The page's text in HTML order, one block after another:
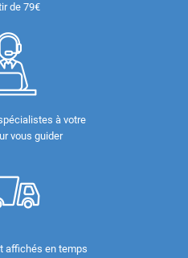
de 79€
à votre
vous guider
affichés en temps